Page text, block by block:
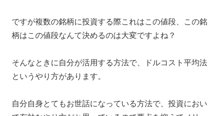
ですが複数の銘柄に投資する際これはこの値段、この銘
柄はこの値段なんて決めるのは大変ですよね？
そんなときに自分が活用する方法で、ドルコスト平均法
というやり方があります。
自分自身とてもお世話になっている方法で、投資におい